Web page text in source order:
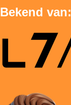
Bekend van: